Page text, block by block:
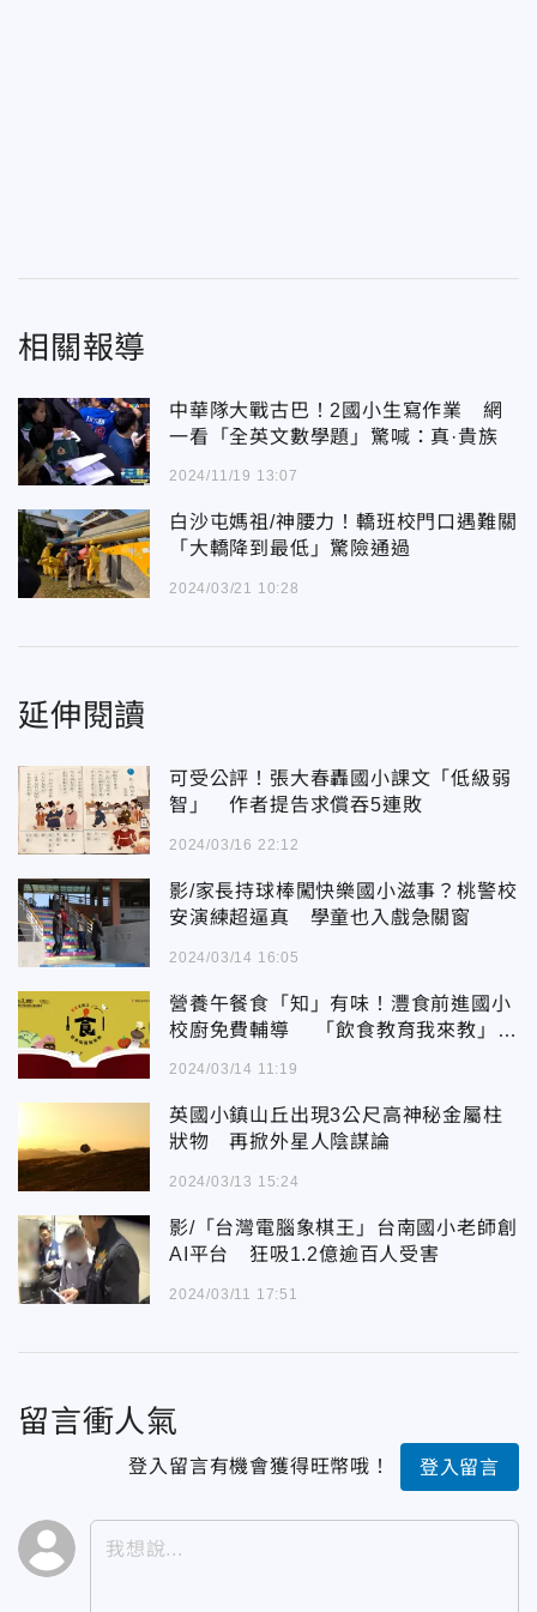
相關報導
中華隊大戰古巴！2國小生寫作業 網
一看「全英文數學題」驚喊：真·貴族
2024/11/19 13:07
白沙屯媽祖/神腰力！轎班校門口遇難關
「大轎降到最低」驚險通過
2024/03/21 10:28
延伸閱讀
可受公評！張大春轟國小課文「低級弱
智」 作者提告求償吞5連敗
2024/03/16 22:12
影/家長持球棒闖快樂國小滋事？桃警校
安演練超逼真 學童也入戲急關窗
2024/03/14 16:05
營養午餐食「知」有味！灃食前進國小
校廚免費輔導 「飲食教育我來教」開
2024/03/14 11:19
英國小鎮山丘出現3公尺高神秘金屬柱
狀物 再掀外星人陰謀論
2024/03/13 15:24
影/「台灣電腦象棋王」台南國小老師創
AI平台 狂吸1.2億逾百人受害
2024/03/11 17:51
留言衝人氣
登入留言有機會獲得旺幣哦！ 登入留言